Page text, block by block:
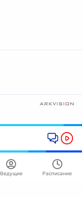
Ведущие Расписание